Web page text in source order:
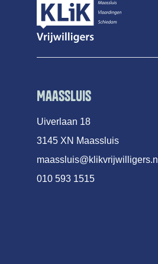
Maassluis
Uiverlaan 18
3145 XN Maassluis
maassluis@klikvrijwilligers.nl
010 593 1515